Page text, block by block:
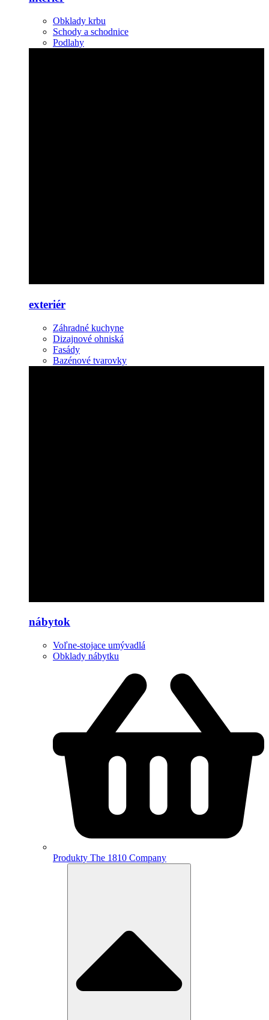
Obklady krbu
Schody a schodnice
Podlahy
exteriér
Záhradné kuchyne
Dizajnové ohniská
Fasády
Bazénové tvarovky
nábytok
Voľne-stojace umývadlá
Obklady nábytku
Produkty The 1810 Company